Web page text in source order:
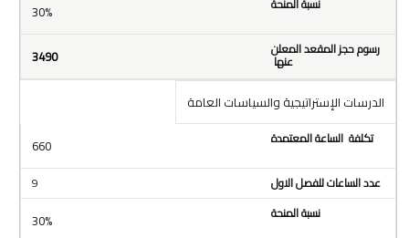
30%
3490
الدرسات الإستراتيجية والسياسات العامة
660
9
30%